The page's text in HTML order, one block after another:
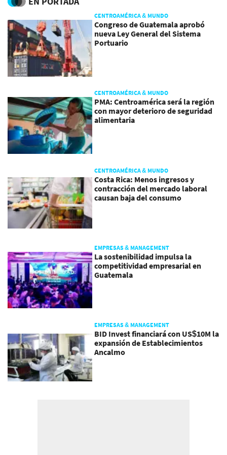
CENTROAMÉRICA & MUNDO
Congreso de Guatemala aprobó
nueva Ley General del Sistema
Portuario
CENTROAMÉRICA & MUNDO
PMA: Centroamérica será la región
con mayor deterioro de seguridad
alimentaria
CENTROAMÉRICA & MUNDO
Costa Rica: Menos ingresos y
contracción del mercado laboral
causan baja del consumo
EMPRESAS & MANAGEMENT
La sostenibilidad impulsa la
competitividad empresarial en
Guatemala
EMPRESAS & MANAGEMENT
BID Invest financiará con US$10M la
expansión de Establecimientos
Ancalmo